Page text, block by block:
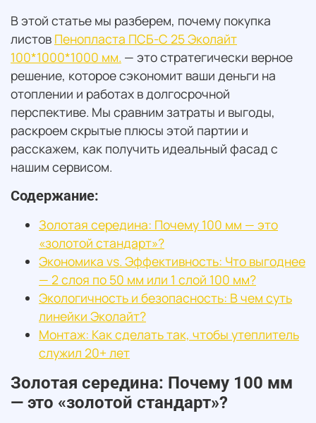
В этой статье мы разберем, почему покупка
листов Пенопласта ПСБ-С 25 Эколайт
100*1000*1000 мм. — это стратегически верное
решение, которое сэкономит ваши деньги на
отоплении и работах в долгосрочной
перспективе. Мы сравним затраты и выгоды,
раскроем скрытые плюсы этой партии и
расскажем, как получить идеальный фасад с
нашим сервисом.
Содержание:
Золотая середина: Почему 100 мм — это
«золотой стандарт»?
Экономика vs. Эффективность: Что выгоднее
— 2 слоя по 50 мм или 1 слой 100 мм?
Экологичность и безопасность: В чем суть
линейки Эколайт?
Монтаж: Как сделать так, чтобы утеплитель
служил 20+ лет
Золотая середина: Почему 100 мм
— это «золотой стандарт»?